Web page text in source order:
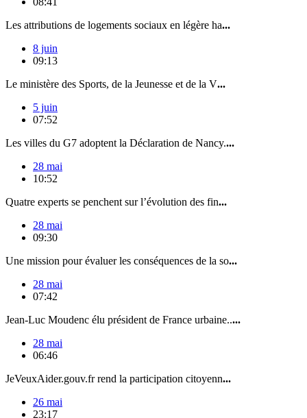
Les attributions de logements sociaux en légère ha...
8 juin
09:13
Le ministère des Sports, de la Jeunesse et de la V...
5 juin
07:52
Les villes du G7 adoptent la Déclaration de Nancy....
28 mai
10:52
Quatre experts se penchent sur l’évolution des fin...
28 mai
09:30
Une mission pour évaluer les conséquences de la so...
28 mai
07:42
Jean-Luc Moudenc élu président de France urbaine.....
28 mai
06:46
JeVeuxAider.gouv.fr rend la participation citoyenn...
26 mai
23:17